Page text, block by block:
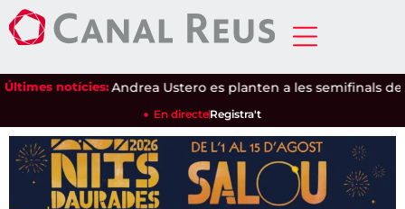
Últimes notícies:
Sánchez i Andrea Ustero es planten a les semifinals del P1
En directeRegistra't